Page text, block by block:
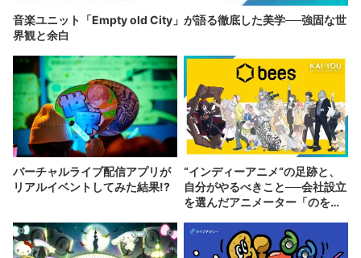
音楽ユニット「Empty old City」が語る徹底した美学──強固な世
界観と余白
バーチャルライブ配信アプリが
リアルイベントしてみた結果!?
“インディーアニメ“の足跡と、
自分がやるべきこと──会社設立
を選んだアニメーター「のを